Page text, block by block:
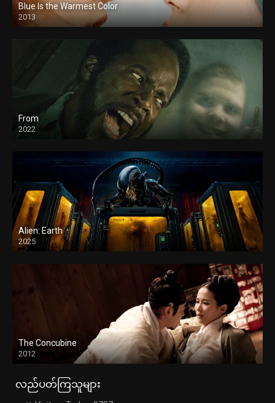
Blue Is the Warmest Color
2013
From
2022
Alien: Earth
2025
The Concubine
2012
လည်ပတ်ကြသူများ